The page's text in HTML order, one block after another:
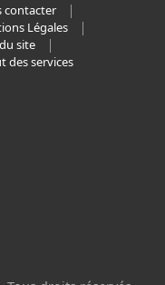
contacter
Légales
site
des services